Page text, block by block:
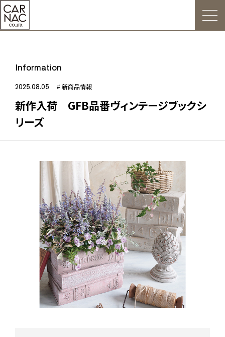
トップ
ごあいさつ
Web発注について
お知らせ
会社概要
デジタルカタログ
販促用POP
Stock status
在庫/商品情報
Instagram
Information
2025.08.05 # 新商品情報
新作入荷 GFB品番ヴィンテージブックシ
リーズ